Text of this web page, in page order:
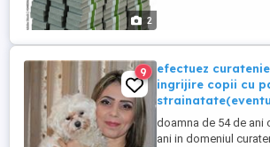
2
9
efectuez
ingrijire copii cu
doamna de 54 de ani
ani in domeniul